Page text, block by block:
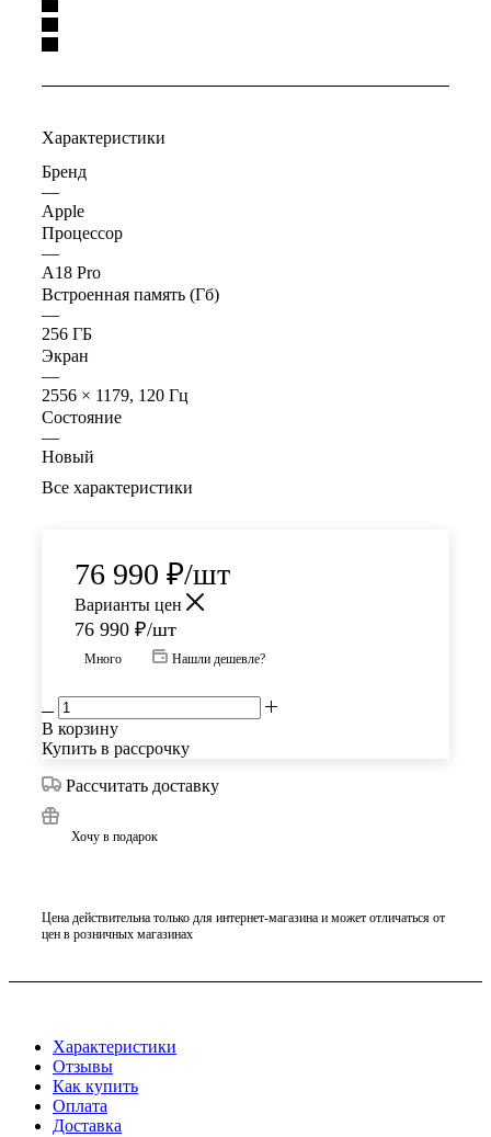
Характеристики
Бренд
—
Apple
Процессор
—
A18 Pro
Встроенная память (Гб)
—
256 ГБ
Экран
—
2556 × 1179, 120 Гц
Состояние
—
Новый
Все характеристики
76 990 ₽/шт
Варианты цен
76 990 ₽/шт
Много Нашли дешевле?
В корзину
Купить в рассрочку
Рассчитать доставку
Хочу в подарок
Цена действительна только для интернет-магазина и может отличаться от
цен в розничных магазинах
Характеристики
Отзывы
Как купить
Оплата
Доставка